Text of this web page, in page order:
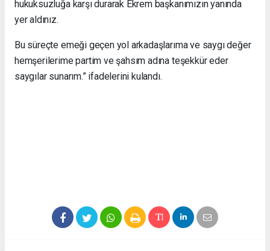
hukuksuzluğa karşı durarak Ekrem başkanımızın yanında
yer aldınız.
Bu süreçte emeği geçen yol arkadaşlarıma ve saygı değer
hemşerilerime partim ve şahsım adına teşekkür eder
saygılar sunarım.” ifadelerini kulandı.